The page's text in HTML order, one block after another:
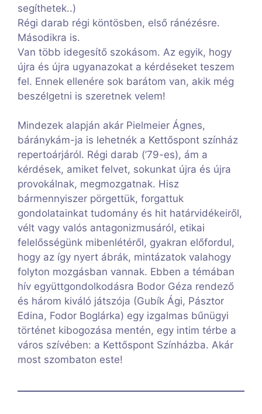
segíthetek..)
Régi darab régi köntösben, első ránézésre.
Másodikra is.
Van több idegesítő szokásom. Az egyik, hogy
újra és újra ugyanazokat a kérdéseket teszem
fel. Ennek ellenére sok barátom van, akik még
beszélgetni is szeretnek velem!
Mindezek alapján akár Pielmeier Ágnes,
báránykám-ja is lehetnék a Kettőspont színház
repertoárjáról. Régi darab (’79-es), ám a
kérdések, amiket felvet, sokunkat újra és újra
provokálnak, megmozgatnak. Hisz
bármennyiszer pörgettük, forgattuk
gondolatainkat tudomány és hit határvidékeiről,
vélt vagy valós antagonizmusáról, etikai
felelősségünk mibenlétéről, gyakran előfordul,
hogy az így nyert ábrák, mintázatok valahogy
folyton mozgásban vannak. Ebben a témában
hív együttgondolkodásra Bodor Géza rendező
és három kiváló játszója (Gubík Ági, Pásztor
Edina, Fodor Boglárka) egy izgalmas bűnügyi
történet kibogozása mentén, egy intim térbe a
város szívében: a Kettőspont Színházba. Akár
most szombaton este!